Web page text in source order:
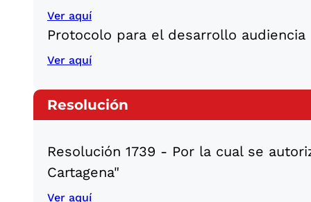
Ver aquí
Protocolo para el desarrollo
Ver aquí
Resolución
Resolución 1739 - Por la cual se
Cartagena"
Ver aquí